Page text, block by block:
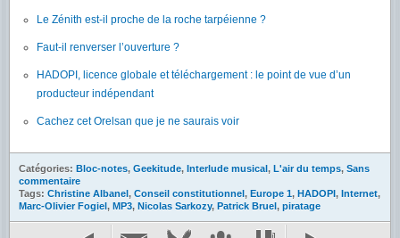
Le Zénith est-il proche de la roche tarpéienne ?
Faut-il renverser l’ouverture ?
HADOPI, licence globale et téléchargement : le point de vue d’un
producteur indépendant
Cachez cet Orelsan que je ne saurais voir
Catégories: Bloc-notes, Geekitude, Interlude musical, L'air du temps, Sans
commentaire
Tags: Christine Albanel, Conseil constitutionnel, Europe 1, HADOPI, Internet,
Marc-Olivier Fogiel, MP3, Nicolas Sarkozy, Patrick Bruel, piratage